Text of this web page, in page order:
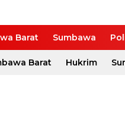
Barat Sumbawa
Barat Hukrim